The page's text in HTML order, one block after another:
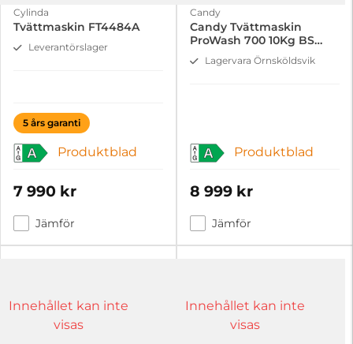
Cylinda
Tvättmaskin FT4484A
Leverantörslager
5 års garanti
A Produktblad
7 990 kr
Jämför
Candy
Candy Tvättmaskin
ProWash 700 10Kg BS
410B10-S
Lagervara Örnsköldsvik
A Produktblad
8 999 kr
Jämför
Innehållet kan inte
visas
Innehållet kan inte
visas